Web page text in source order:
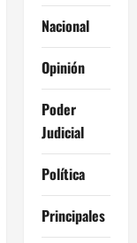
Nacional
Opinión
Poder
Judicial
Política
Principales